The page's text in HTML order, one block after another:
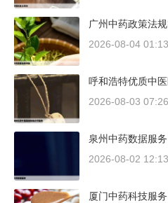
广州中药政策法
2026-08-04
呼和浩特优质中
2026-08-03
泉州中药数据服务
2026-08-02
厦门中药科技服务